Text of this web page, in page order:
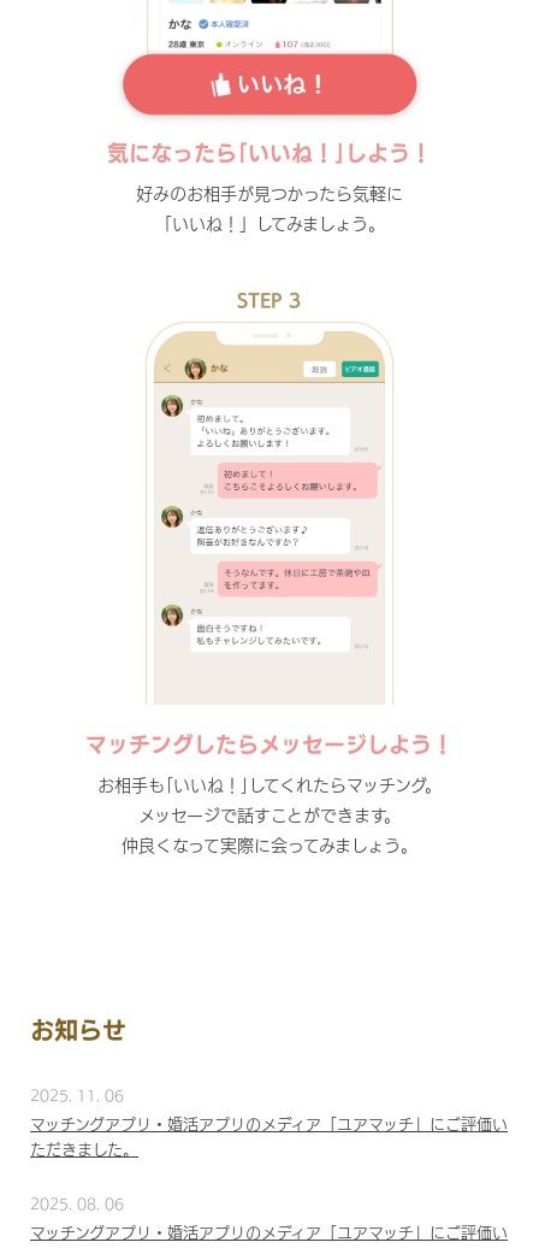
気になったら｢いいね！｣しよう！
好みのお相手が見つかったら気軽に
「いいね！」してみましょう。
STEP 3
マッチングしたらメッセージしよう！
お相手も｢いいね！｣してくれたらマッチング。
メッセージで話すことができます。
仲良くなって実際に会ってみましょう。
お知らせ
2025. 11. 06
マッチングアプリ・婚活アプリのメディア「ユアマッチ」にご評価い
ただきました。
2025. 08. 06
マッチングアプリ・婚活アプリのメディア「ユアマッチ」にご評価い